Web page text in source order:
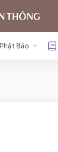
Phật Bảo